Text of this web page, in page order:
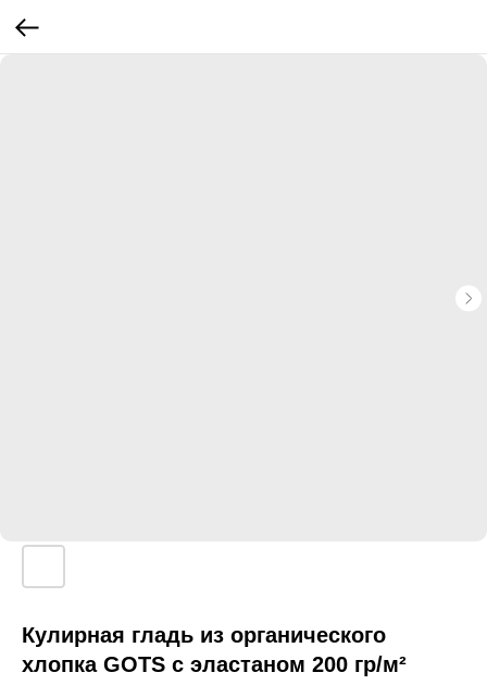
Кулирная гладь из органического
хлопка GOTS с эластаном 200 гр/м²